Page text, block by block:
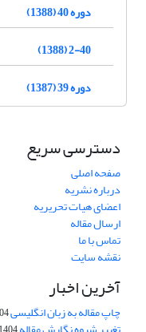
دوره 40 (1388)
2-40 (1388)
دوره 39 (1387)
دسترسی سریع
صفحه اصلی
درباره نشریه
اعضای هیات تحریریه
ارسال مقاله
تماس با ما
نقشه سایت
آخرین اخبار
چاپ مقاله به زبان انگلیسی26